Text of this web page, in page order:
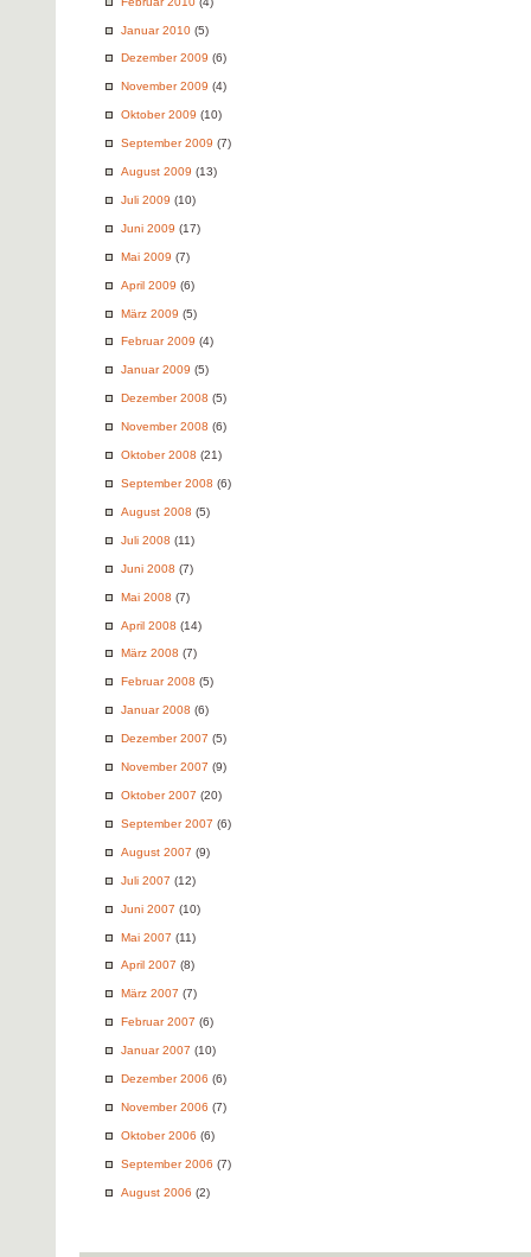
Januar 2010 (5)
Dezember 2009 (6)
November 2009 (4)
Oktober 2009 (10)
September 2009 (7)
August 2009 (13)
Juli 2009 (10)
Juni 2009 (17)
Mai 2009 (7)
April 2009 (6)
März 2009 (5)
Februar 2009 (4)
Januar 2009 (5)
Dezember 2008 (5)
November 2008 (6)
Oktober 2008 (21)
September 2008 (6)
August 2008 (5)
Juli 2008 (11)
Juni 2008 (7)
Mai 2008 (7)
April 2008 (14)
März 2008 (7)
Februar 2008 (5)
Januar 2008 (6)
Dezember 2007 (5)
November 2007 (9)
Oktober 2007 (20)
September 2007 (6)
August 2007 (9)
Juli 2007 (12)
Juni 2007 (10)
Mai 2007 (11)
April 2007 (8)
März 2007 (7)
Februar 2007 (6)
Januar 2007 (10)
Dezember 2006 (6)
November 2006 (7)
Oktober 2006 (6)
September 2006 (7)
August 2006 (2)